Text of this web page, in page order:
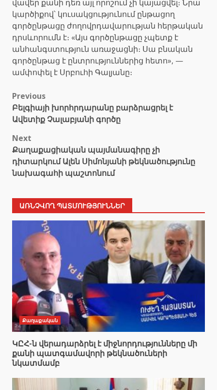
վավեր քանի դեռ այլ որոշում չի կայացվել։ Նրա
կարծիքով՝ կուսակցությունում ընթացող
գործընթացը ժողովրդավարության հերթական
դրսևորումն է։ «Այս գործընթացը չպետք է
անհանգստություն առաջացնի։ Սա բնական
գործընթաց է ընտրություններից հետո», —
ամփոփել է Սրբուհի Գալյանը։
Post
navigation
Previous
Բելգիայի խորհրդարանը բարձրացրել է
Ավետիք Չալաբյանի գործը
Next
Քաղաքացիական պայմանագիրը չի
դիտարկում Ալեն Սիմոնյանի թեկնածությունը
նախագահի պաշտոնում
ԱՌՆՉՎՈՂ ՊԱՏՄՈՒԹՅՈՒՆՆԵՐ
Քաղաքական
ԿԸՀ-ն վերադարձրել է միջնորդությունները մի
քանի պատգամավորի թեկնածուների
նկատմամբ